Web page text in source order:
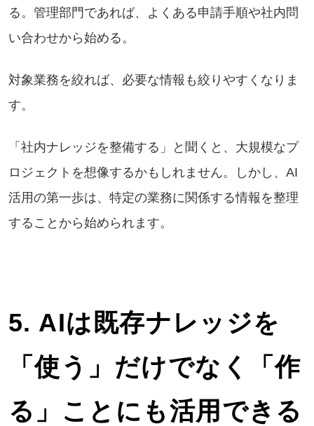
る。管理部門であれば、よくある申請手順や社内問
い合わせから始める。
対象業務を絞れば、必要な情報も絞りやすくなりま
す。
「社内ナレッジを整備する」と聞くと、大規模なプ
ロジェクトを想像するかもしれません。しかし、AI
活用の第一歩は、特定の業務に関係する情報を整理
することから始められます。
5. AIは既存ナレッジを
「使う」だけでなく「作
る」ことにも活用できる